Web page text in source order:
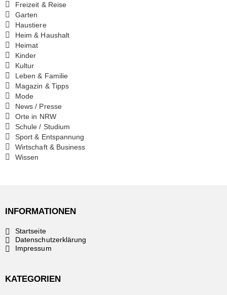
Freizeit & Reise
Garten
Haustiere
Heim & Haushalt
Heimat
Kinder
Kultur
Leben & Familie
Magazin & Tipps
Mode
News / Presse
Orte in NRW
Schule / Studium
Sport & Entspannung
Wirtschaft & Business
Wissen
INFORMATIONEN
Startseite
Datenschutzerklärung
Impressum
KATEGORIEN